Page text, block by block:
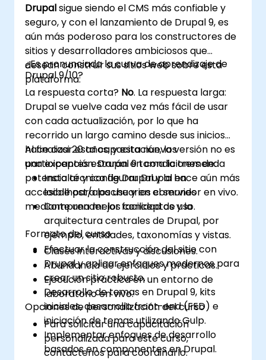
Drupalsigue siendo el CMS más confiable y
seguro, y con el lanzamiento de Drupal 9, es
aún más poderoso para los constructores de
sitios y desarrolladores ambiciosos que
desean construir sus sitios web sobre esta
plataforma.
¿Es pronunciada la curva de aprendizaje de
Drupal 9/10?
La respuesta corta? No. La respuesta larga:
Drupal se vuelve cada vez más fácil de usar
con cada actualización, por lo que ha
recorrido un largo camino desde sus inicios
hace casi 20 años; y esta nueva versión no es
una excepción. Drupal 9 toma la tremenda
potencia técnica de Drupal y la hace aún más
accesible para los usuarios comunes
mediante una mejor facilidad de uso.
Al finalizar esta capacitación, los
participantes estarán en condiciones de:
Instalar y configurar Drupal en
localhost/apache y en el servidor en vivo.
Comprender los conceptos y la
arquitectura centrales de Drupal, por
ejemplo, entidades, taxonomías y vistas.
Efectuar la construcción del sitio con
Drupal y aplicar enfoques modernos para
crear un sitio robusto.
Desarrollo de temas en Drupal 9, kits
iniciales, desarrollo front-end (FED) e
iniciación de temas utilizando Gulp.
Implementar enfoques de desarrollo
basados en componentes en Drupal.
Formato del curso
Clases interactivas y discusiones.
Abundancia de ejercicios y prácticas.
Ejecución práctica en un entorno de
laboratorio en vivo.
Opciones de personalización del curso
Para solicitar una capacitación
personalizada para este curso,
contáctenos para coordinarlo.